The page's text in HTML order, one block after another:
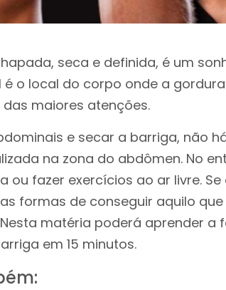
seca e definida, é um
é o local do corpo onde a
maiores atenções.
e secar a barriga, não
na zona do abdômen. No
ou fazer exercícios ao ar livre.
formas de conseguir aquilo
matéria poderá aprender a
em 15 minutos.